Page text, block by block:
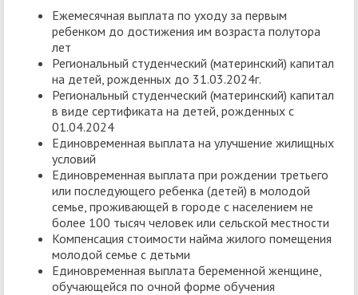
Ежемесячная выплата по уходу за первым
ребенком до достижения им возраста полутора
лет
Региональный студенческий (материнский) капитал
на детей, рожденных до 31.03.2024г.
Региональный студенческий (материнский) капитал
в виде сертификата на детей, рожденных с
01.04.2024
Единовременная выплата на улучшение жилищных
условий
Единовременная выплата при рождении третьего
или последующего ребенка (детей) в молодой
семье, проживающей в городе с населением не
более 100 тысяч человек или сельской местности
Компенсация стоимости найма жилого помещения
молодой семье с детьми
Единовременная выплата беременной женщине,
обучающейся по очной форме обучения